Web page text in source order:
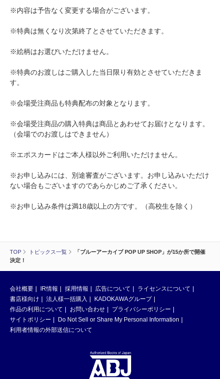
TOP トピックス一覧
「ブルーアーカイブ POP UP SHOP」が15か所で開催
決定！
※内容は予告なく変更する場合がございます。
※特典は無くなり次第終了とさせていただきます。
※絵柄はお選びいただけません。
※特典のお渡しはご購入した当日限り有効とさせていただきま
す。
※会場受注商品も特典配布の対象となります。
※会場受注商品の購入特典は商品とあわせてお届けとなります。
（会場でのお渡しはできません）
※エポスカードはご本人様以外ご利用いただけません。
※お申し込みには、別途審査がございます。お申し込みいただけ
ない場合もございますのであらかじめご了承ください。
※お申し込み条件は満18歳以上の方です。（高校生を除く）
会社概要 IR情報 採用情報 広告について
ライセンスについて
書店様向け
法人様一括購入
KADOKAWAグループ
作品の利用について
お問い合わせ
プライバシーポリシー
サイトポリシー
Do Not Sell or Share My Personal Information
利用者情報の外部送信について